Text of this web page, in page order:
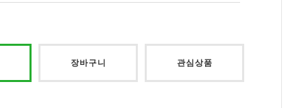
장바구니 관심상품